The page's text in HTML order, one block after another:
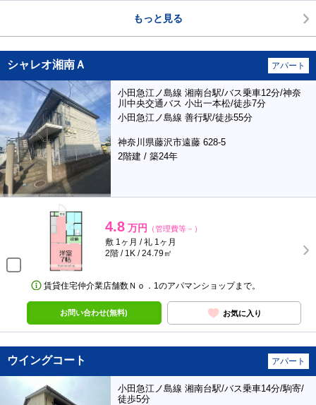
もっと見る
シャレオ湘南Ａ アパート
小田急江ノ島線 湘南台駅/バス乗車12分/神奈
川中央交通バス 小出一本松/徒歩7分
小田急江ノ島線 善行駅/徒歩55分
神奈川県藤沢市遠藤 628-5
2階建 / 築24年
4.8 万円 （管理費等－）
敷 1ヶ月 / 礼 1ヶ月
2階 / 1K / 24.79㎡
賃貸住宅仲介業店舗数Ｎｏ．1のアパマンショップまで。
お問い合わせ(無料) お気に入り
ウイングコート アパート
小田急江ノ島線 湘南台駅/バス乗車14分/駒寄/
徒歩5分